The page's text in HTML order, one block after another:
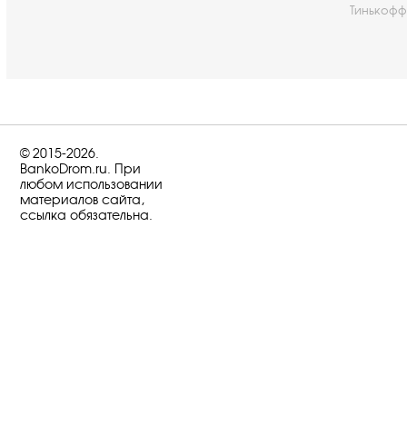
© 2015-2026.
BankoDrom.ru. При
любом использовании
материалов сайта,
ссылка обязательна.